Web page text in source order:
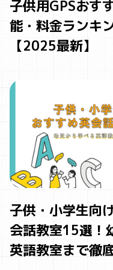
子供用GPSおす
能・料金ランキ
【2025最新】
子供・小学生向
会話教室15選！
英語教室まで徹